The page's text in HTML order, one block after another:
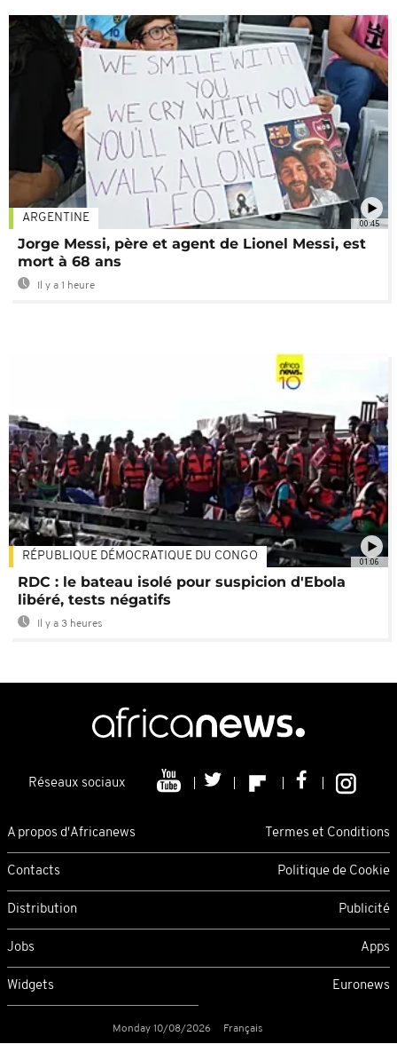
00:45
ARGENTINE
Jorge Messi, père et agent de Lionel Messi, est
mort à 68 ans
Il y a 1 heure
01:06
RÉPUBLIQUE DÉMOCRATIQUE DU CONGO
RDC : le bateau isolé pour suspicion d'Ebola
libéré, tests négatifs
Il y a 3 heures
Réseaux sociaux
A propos d'Africanews Termes et Conditions
Contacts Politique de Cookie
Distribution Publicité
Jobs Apps
Widgets Euronews
Monday 10/08/2026